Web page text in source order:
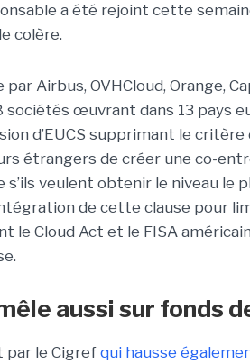
a été rejoint cette
colère.
Airbus, OVHCloud, Orange,
sociétés œuvrant dans 13 pays
d’EUCS supprimant le
étrangers de créer une co-
veulent obtenir le niveau le
de cette clause pour
le Cloud Act et le FISA
aussi sur fonds
par le Cigref qui hausse